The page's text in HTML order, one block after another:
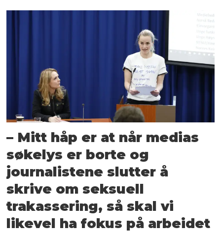
– Mitt håp er at når medias
søkelys er borte og
journalistene slutter å
skrive om seksuell
trakassering, så skal vi
likevel ha fokus på arbeidet